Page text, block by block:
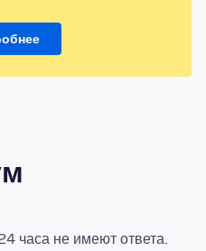
часа не имеют ответа.